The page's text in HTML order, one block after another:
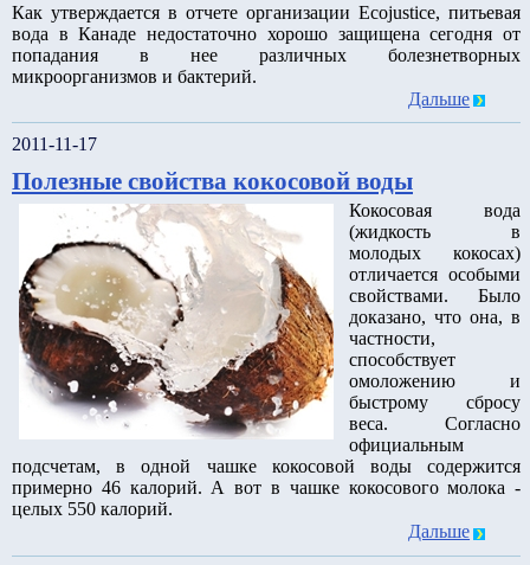
Как утверждается в отчете организации Ecojustice, питьевая
вода в Канаде недостаточно хорошо защищена сегодня от
попадания в нее различных болезнетворных
микроорганизмов и бактерий.
Дальше
2011-11-17
Полезные свойства кокосовой воды
Кокосовая вода
(жидкость в
молодых кокосах)
отличается особыми
свойствами. Было
доказано, что она, в
частности,
способствует
омоложению и
быстрому сбросу
веса. Согласно
официальным
подсчетам, в одной чашке кокосовой воды содержится
примерно 46 калорий. А вот в чашке кокосового молока -
целых 550 калорий.
Дальше